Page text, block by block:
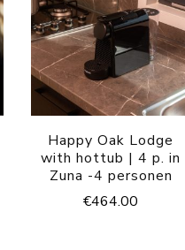
Happy Oak Lodge
with hottub | 4 p. in
Zuna -4 personen
€464.00